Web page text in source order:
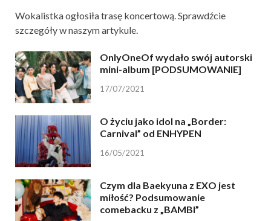
Wokalistka ogłosiła trasę koncertową. Sprawdźcie
szczegóły w naszym artykule.
OnlyOneOf wydało swój autorski
mini-album [PODSUMOWANIE]
17/07/2021
O życiu jako idol na „Border:
Carnival” od ENHYPEN
16/05/2021
Czym dla Baekyuna z EXO jest
miłość? Podsumowanie
comebacku z „BAMBI”